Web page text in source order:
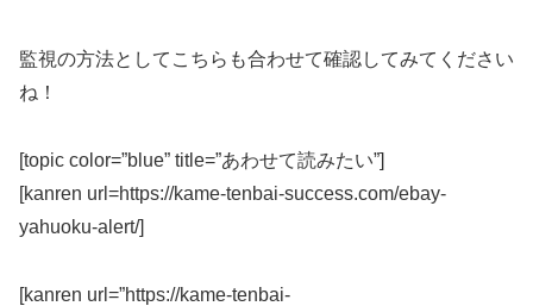
監視の方法としてこちらも合わせて確認してみてください
ね！
[topic color=”blue” title=”あわせて読みたい”]
[kanren url=https://kame-tenbai-success.com/ebay-
yahuoku-alert/]
[kanren url=”https://kame-tenbai-